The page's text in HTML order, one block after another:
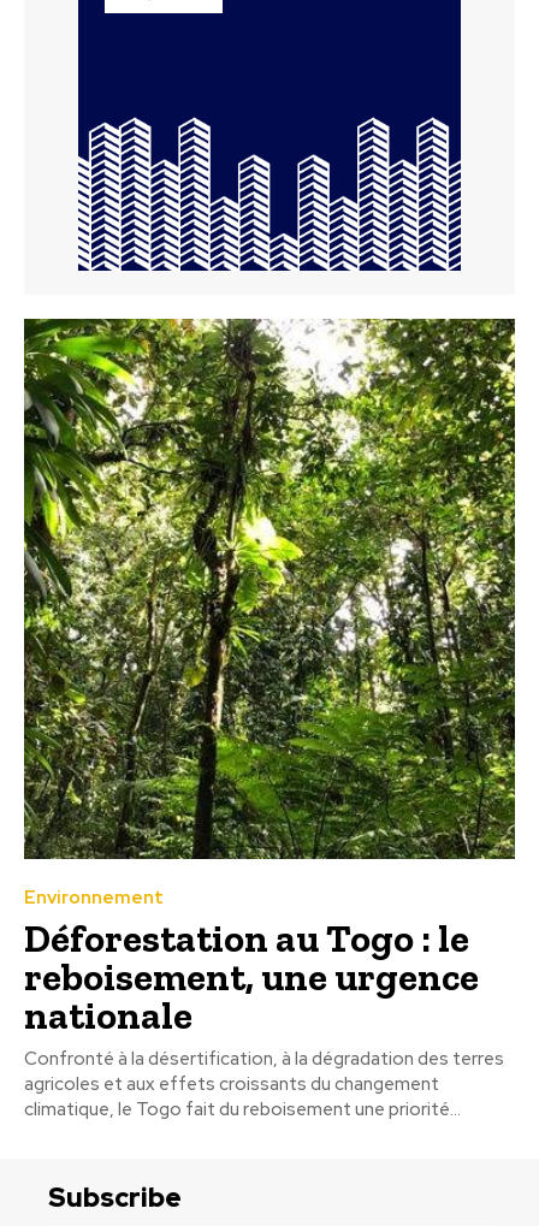
Environnement
Déforestation au Togo : le
reboisement, une urgence
nationale
Confronté à la désertification, à la dégradation des terres
agricoles et aux effets croissants du changement
climatique, le Togo fait du reboisement une priorité...
Subscribe